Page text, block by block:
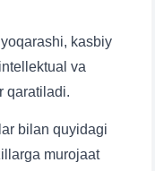
kasbiy
va
qaratiladi.
bilan quyidagi
murojaat